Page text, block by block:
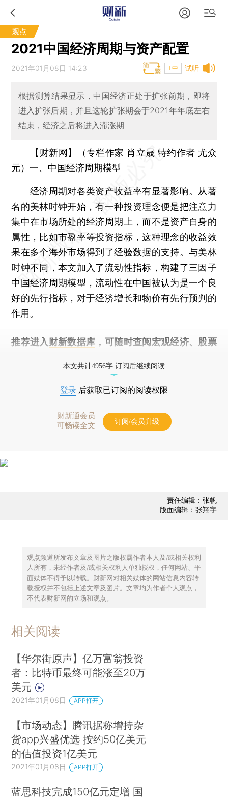
观点
2021中国经济周期与资产配置
试听
2021年01月08日 14:23 T中
根据测算结果显示，中国经济正处于扩张前期，即将
进入扩张后期，并且这轮扩张期会于2021年年底左右
结束，经济之后将进入滞涨期
【财新网】（专栏作家 肖立晟 特约作者 尤众
元）一、中国经济周期模型
经济周期对各类资产收益率有显著影响。从著
名的美林时钟开始，有一种投资理念便是把注意力
集中在市场所处的经济周期上，而不是资产自身的
属性，比如市盈率等投资指标，这种理念的收益效
果在多个海外市场得到了经验数据的支持。与美林
时钟不同，本文加入了流动性指标，构建了三因子
中国经济周期模型，流动性在中国被认为是一个良
好的先行指标，对于经济增长和物价有先行预判的
作用。
推荐进入 财新数据库 ，可随时查阅宏观经济、股票
本文共计4956字 订阅后继续阅读
登录 后获取已订阅的阅读权限
财新通会员
可畅读全文
订阅/会员升级
责任编辑：张帆
版面编辑：张翔宇
观点频道所发布文章及图片之版权属作者本人及/或相关权利
人所有，未经作者及/或相关权利人单独授权，任何网站、平
面媒体不得予以转载。财新网对相关媒体的网站信息内容转
载授权并不包括上述文章及图片。文章均为作者个人观点，
不代表财新网的立场和观点。
相关阅读
【华尔街原声】亿万富翁投资
者：比特币最终可能涨至20万
美元
2021年01月08日 APP打开
【市场动态】腾讯据称增持杂
货app兴盛优选 按约50亿美元
的估值投资1亿美元
2021年01月08日 APP打开
蓝思科技完成150亿元定增 国